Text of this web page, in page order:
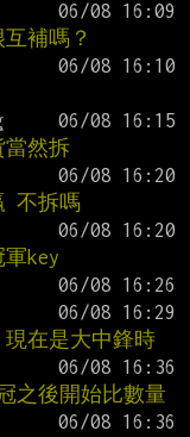
補嗎？
然拆
不拆嗎
key
在是大中鋒時
之後開始比數量